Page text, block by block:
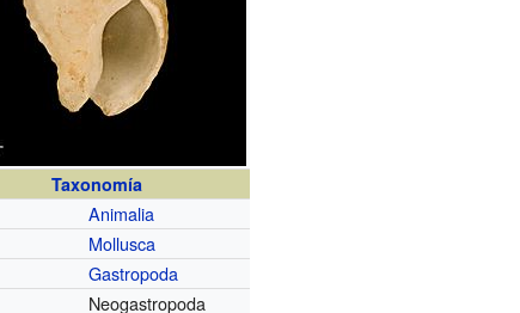
Taxonomía
Animalia
Mollusca
Gastropoda
Neogastropoda